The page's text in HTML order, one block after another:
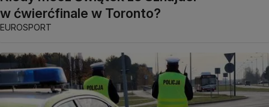
w ćwierćfinale w Toronto?
EUROSPORT